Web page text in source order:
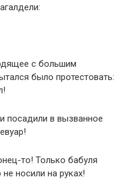
с большим
было протестовать:
посадили в вызванное
то! Только бабуля
носили на руках!